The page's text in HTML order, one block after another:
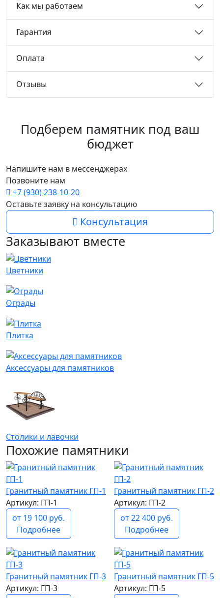
Как мы работаем
Гарантия
Оплата
Отзывы
Подберем памятник под ваш
бюджет
Напишите нам в мессенджерах
Позвоните нам
+7 (930) 238-10-20
Оставьте заявку на консультацию
Консультация
Заказывают вместе
Цветники
Ограды
Плитка
Аксессуары для памятников
Столики и лавочки
Похожие памятники
Гранитный памятник ГП-1
Артикул: ГП-1
от 19 100 руб.
Подробнее
Гранитный памятник ГП-2
Артикул: ГП-2
от 22 400 руб.
Подробнее
Гранитный памятник ГП-3
Артикул: ГП-3
Гранитный памятник ГП-5
Артикул: ГП-5